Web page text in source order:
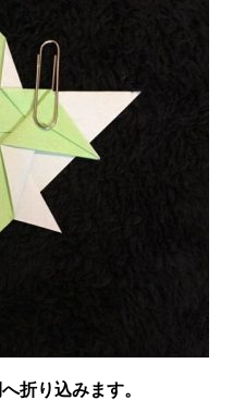
折り込みます。